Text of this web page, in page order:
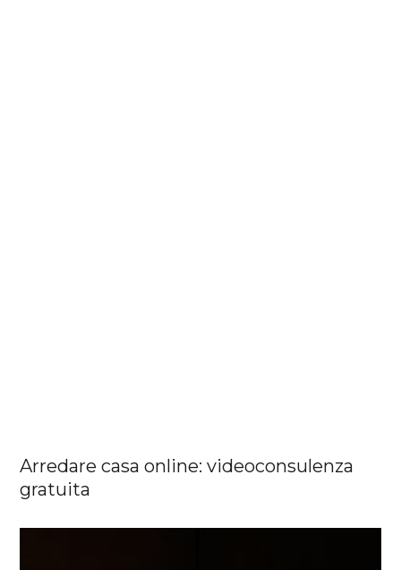
Arredare casa online: videoconsulenza
gratuita